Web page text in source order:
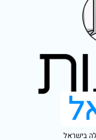
בישראל